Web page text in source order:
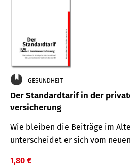
GESUNDHEIT
Der Standard­tarif in der
versicherung
Wie bleiben die Beiträge im
unterscheidet er sich vom
1,80 €